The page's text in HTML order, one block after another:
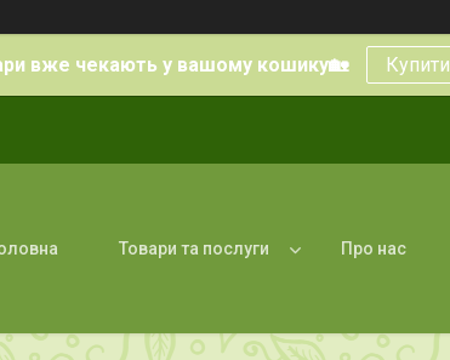
вже чекають у вашому кошику🏡 Купити
Товари та послуги Про нас